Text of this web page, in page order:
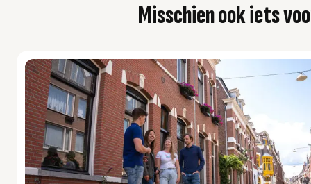
Misschien ook iets